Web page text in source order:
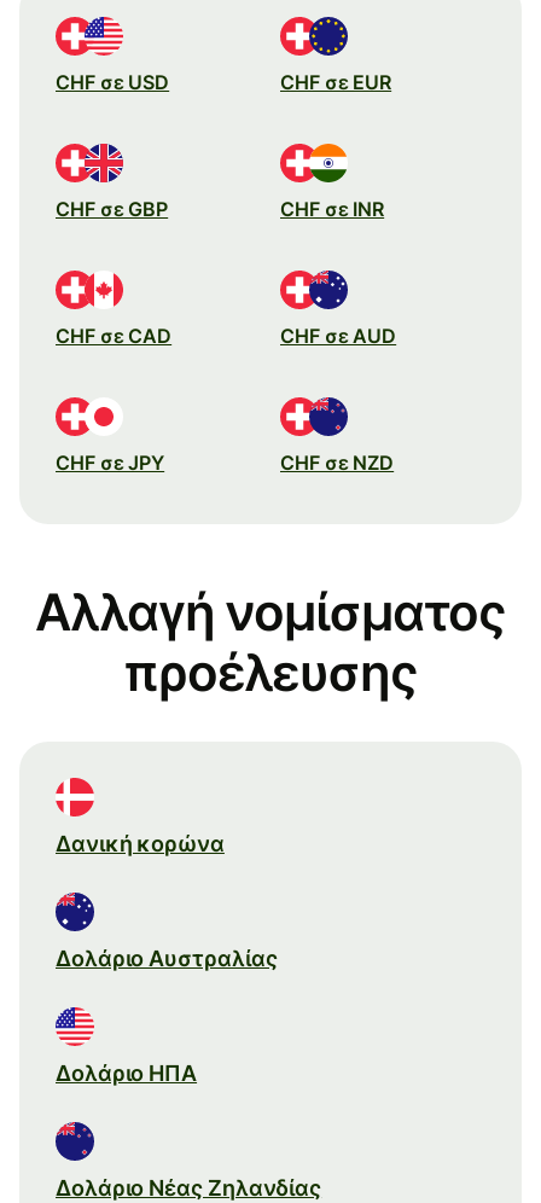
CHF σε USD CHF σε EUR
CHF σε GBP CHF σε INR
CHF σε CAD CHF σε AUD
CHF σε JPY CHF σε NZD
Αλλαγή νομίσματος
προέλευσης
Δανική κορώνα
Δολάριο Αυστραλίας
Δολάριο ΗΠΑ
Δολάριο Νέας Ζηλανδίας